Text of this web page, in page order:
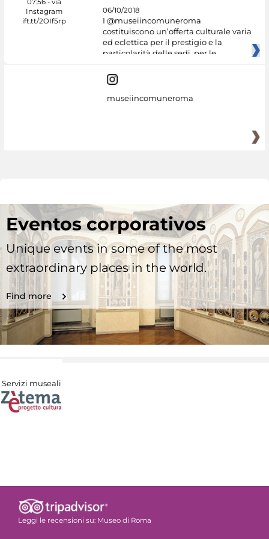
06/10/2018
I @museiincomuneroma
costituiscono un’offerta culturale varia
ed eclettica per il prestigio e la
particolarità delle sedi, per le
museiincomuneroma
Eventos corporativos
Unique events in some of the most
extraordinary places in the world.
Find more
Servizi museali
Leggi le recensioni su: Museo di Roma